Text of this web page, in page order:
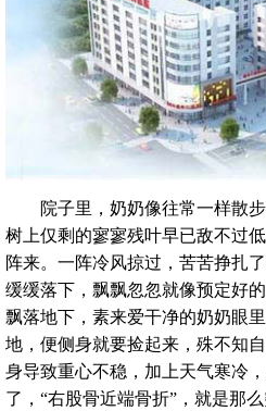
院子里，奶奶像往常一样散步
树上仅剩的寥寥残叶早已敌不过
阵来。一阵冷风掠过，苦苦挣扎
缓缓落下，飘飘忽忽就像预定好
飘落地下，素来爱干净的奶奶眼
地，便侧身就要捡起来，殊不知
身导致重心不稳，加上天气寒冷
了，“右股骨近端骨折”，就是那